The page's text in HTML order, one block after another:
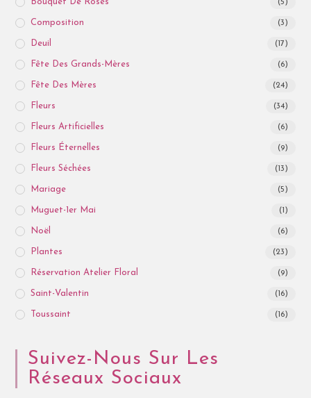
(5)
Composition (3)
Deuil (17)
Fête Des Grands-Mères (6)
Fête Des Mères (24)
Fleurs (34)
Fleurs Artificielles (6)
Fleurs Éternelles (9)
Fleurs Séchées (13)
Mariage (5)
Muguet-1er Mai (1)
Noël (6)
Plantes (23)
Réservation Atelier Floral (9)
Saint-Valentin (16)
Toussaint (16)
Suivez-Nous Sur Les
Réseaux Sociaux